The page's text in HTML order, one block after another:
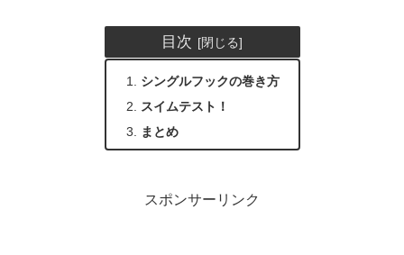
目次
シングルフックの巻き方
スイムテスト！
まとめ
スポンサーリンク